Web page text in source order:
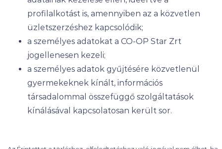
profilalkotást is, amennyiben az a közvetlen
üzletszerzéshez kapcsolódik;
a személyes adatokat a CO-OP Star Zrt
jogellenesen kezeli;
a személyes adatok gyűjtésére közvetlenül
gyermekeknek kínált, információs
társadalommal összefüggő szolgáltatások
kínálásával kapcsolatosan került sor.